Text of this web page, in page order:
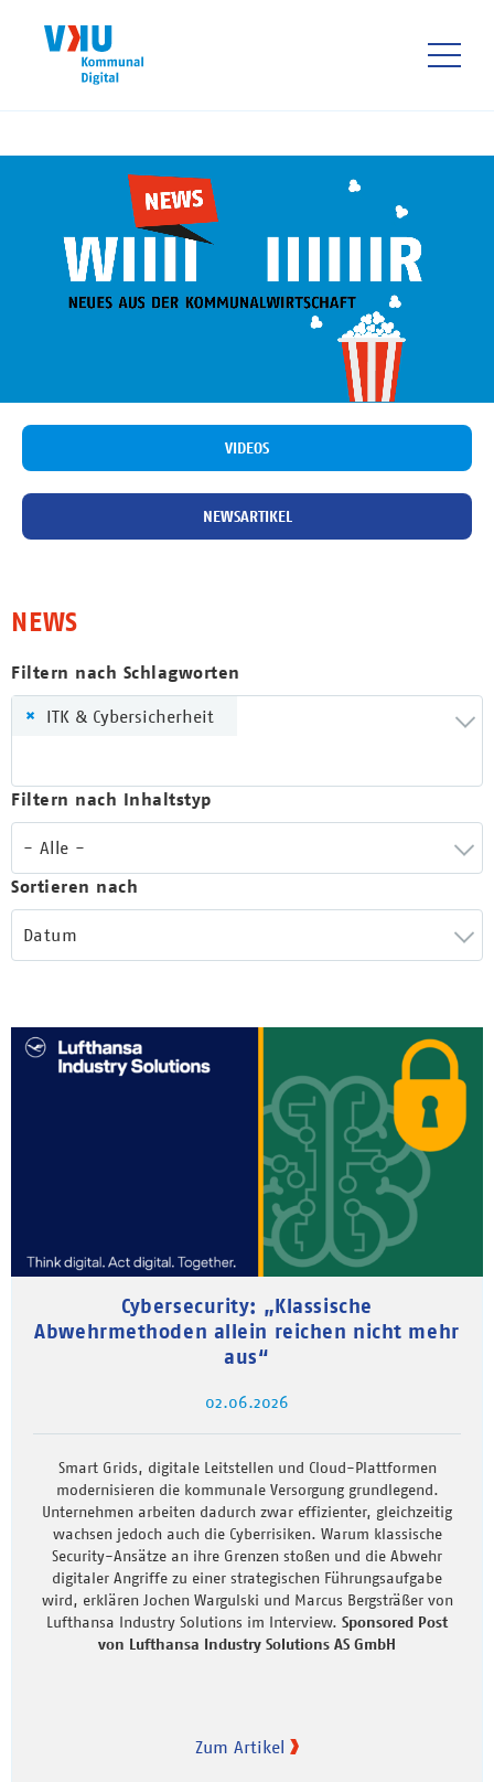
VIDEOS
NEWSARTIKEL
NEWS
Filtern nach Schlagworten
× ITK & Cybersicherheit
Filtern nach Inhaltstyp
- Alle -
Sortieren nach
Datum
Cybersecurity: „Klassische
Abwehrmethoden allein reichen nicht mehr
aus“
02.06.2026
Smart Grids, digitale Leitstellen und Cloud-Plattformen
modernisieren die kommunale Versorgung grundlegend.
Unternehmen arbeiten dadurch zwar effizienter, gleichzeitig
wachsen jedoch auch die Cyberrisiken. Warum klassische
Security-Ansätze an ihre Grenzen stoßen und die Abwehr
digitaler Angriffe zu einer strategischen Führungsaufgabe
wird, erklären Jochen Wargulski und Marcus Bergsträßer von
Lufthansa Industry Solutions im Interview. Sponsored Post
von Lufthansa Industry Solutions AS GmbH
Zum Artikel